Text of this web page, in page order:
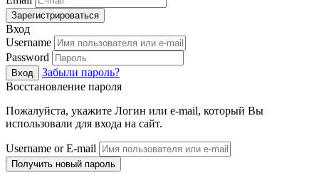
Зарегистрироваться
Вход
Username
Password
Вход
Забыли пароль?
Восстановление пароля
Пожалуйста, укажите Логин или e-mail, который Вы
использовали для входа на сайт.
Username or E-mail
Получить новый пароль